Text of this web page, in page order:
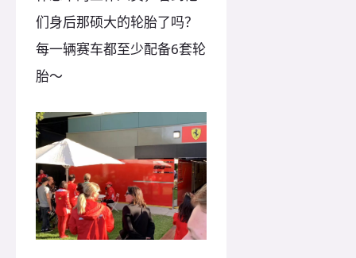
们身后那硕大的轮胎了吗？
每一辆赛车都至少配备6套轮
胎～